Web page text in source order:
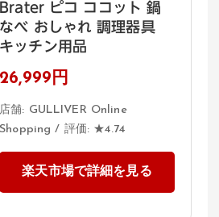
Brater ピコ ココット 鍋
なべ おしゃれ 調理器具
キッチン用品
26,999円
店舗: GULLIVER Online
Shopping / 評価: ★4.74
楽天市場で詳細を見る